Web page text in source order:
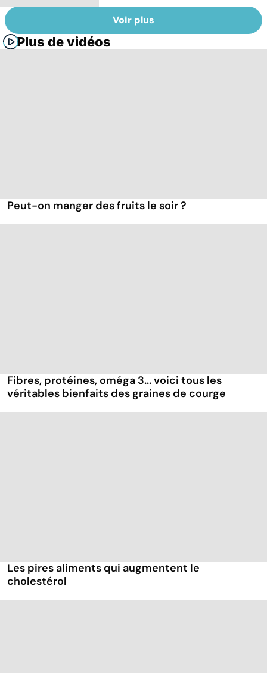
Voir plus
Plus de vidéos
Peut-on manger des fruits le soir ?
Fibres, protéines, oméga 3... voici tous les
véritables bienfaits des graines de courge
Les pires aliments qui augmentent le
cholestérol